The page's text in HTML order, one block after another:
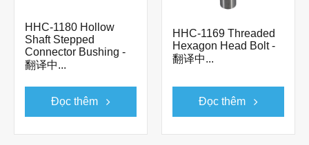
HHC-1180 Hollow
Shaft Stepped
Connector Bushing -
翻译中...
Đọc thêm
HHC-1169 Threaded
Hexagon Head Bolt -
翻译中...
Đọc thêm